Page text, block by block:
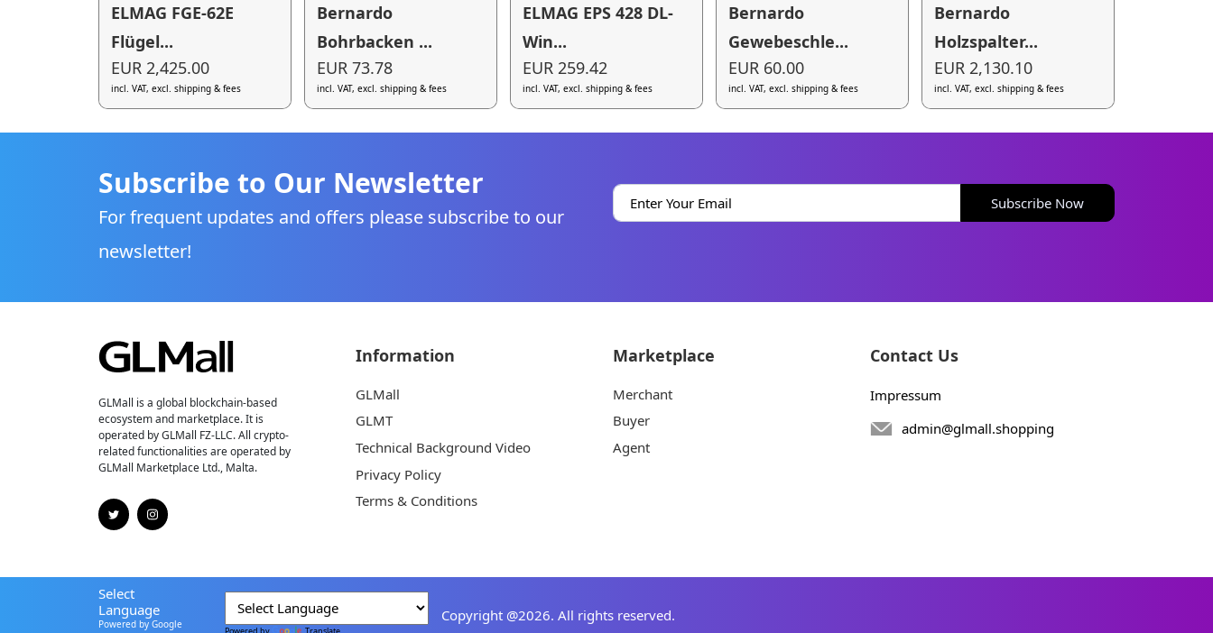
ELMAG FGE-62E
Flügel...
EUR 2,425.00
incl. VAT, excl. shipping & fees
Bernardo
Bohrbacken ...
EUR 73.78
incl. VAT, excl. shipping & fees
ELMAG EPS 428 DL-
Win...
EUR 259.42
incl. VAT, excl. shipping & fees
Bernardo
Gewebeschle...
EUR 60.00
incl. VAT, excl. shipping & fees
Bernardo
Holzspalter...
EUR 2,130.10
incl. VAT, excl. shipping & fees
Subscribe to Our Newsletter
For frequent updates and offers please subscribe to our
newsletter!
Subscribe Now
GLMall is a global blockchain-based
ecosystem and marketplace. It is
operated by GLMall FZ-LLC. All crypto-
related functionalities are operated by
GLMall Marketplace Ltd., Malta.
Information
GLMall
GLMT
Technical Background Video
Privacy Policy
Terms & Conditions
Marketplace
Merchant
Buyer
Agent
Contact Us
Impressum
admin@glmall.shopping
Select
Language
Powered by Google
Copyright @2026. All rights reserved.